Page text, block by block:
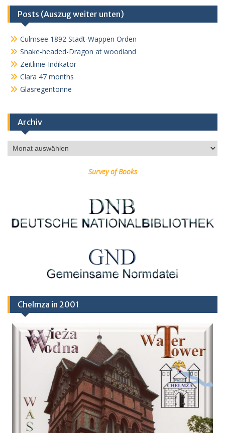
Posts (Auszug weiter unten)
Culmsee 1892 Stadt-Wappen Orden
Snake-headed-Dragon at woodland
Zeitlinie-Indikator
Clara 47 months
Glasregentonne
Archiv
Archiv
Survey of Books
Chelmza in 2001